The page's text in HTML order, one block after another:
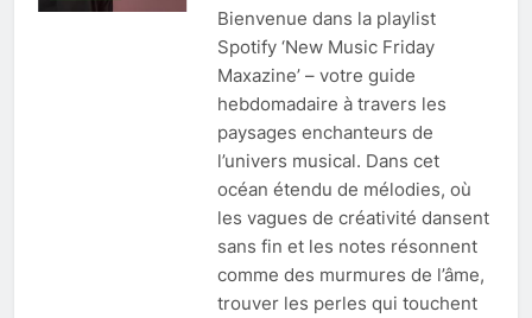
Bienvenue dans la playlist
Spotify ‘New Music Friday
Maxazine’ – votre guide
hebdomadaire à travers les
paysages enchanteurs de
l’univers musical. Dans cet
océan étendu de mélodies, où
les vagues de créativité dansent
sans fin et les notes résonnent
comme des murmures de l’âme,
trouver les perles qui touchent